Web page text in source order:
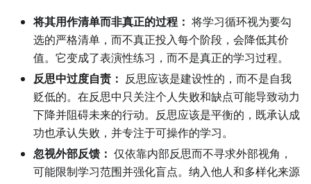
将其用作清单而非真正的过程： 将学习循环视为要勾
选的严格清单，而不真正投入每个阶段，会降低其价
值。它变成了表演性练习，而不是真正的学习过程。
反思中过度自责： 反思应该是建设性的，而不是自我
贬低的。在反思中只关注个人失败和缺点可能导致动力
下降并阻碍未来的行动。反思应该是平衡的，既承认成
功也承认失败，并专注于可操作的学习。
忽视外部反馈： 仅依靠内部反思而不寻求外部视角，
可能限制学习范围并强化盲点。纳入他人和多样化来源